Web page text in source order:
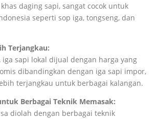
daging sapi, sangat cocok untuk
seperti sop iga, tongseng, dan
Terjangkau:
iga sapi lokal dijual dengan harga yang
dibandingkan dengan iga sapi impor,
terjangkau untuk berbagai kalangan.
Berbagai Teknik Memasak:
diolah dengan berbagai teknik